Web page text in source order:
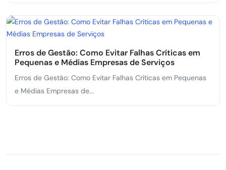
Erros de Gestão: Como Evitar Falhas Críticas em
Pequenas e Médias Empresas de Serviços
Erros de Gestão: Como Evitar Falhas Críticas em Pequenas
e Médias Empresas de...